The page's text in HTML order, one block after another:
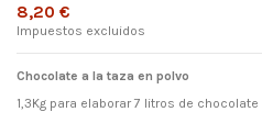
8,20 €
Impuestos excluidos
Chocolate a la taza en polvo
1,3Kg para elaborar 7 litros de chocolate